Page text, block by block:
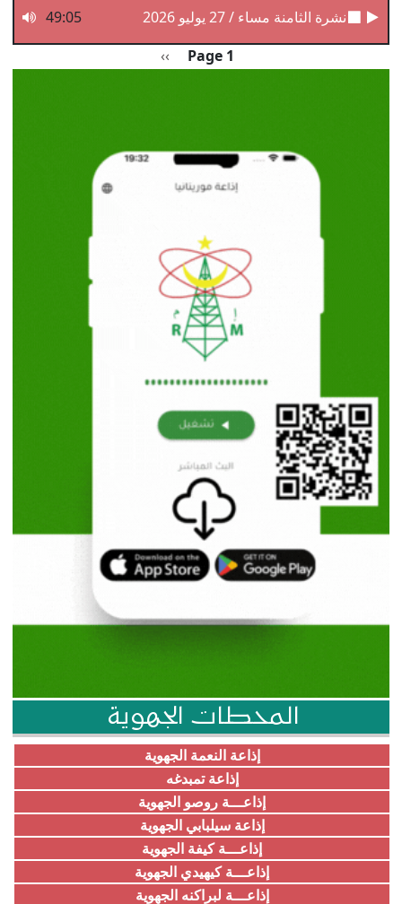
نشرة الثامنة مساء / 27 يوليو 2026
49:05
Page 1 الصفحة التالية
››
المحطات الجهوية
إذاعة النعمة الجهوية
إذاعة تمبدغه
إذاعـــة روصو الجهوية
إذاعة سيلبابي الجهوية
إذاعـــة كيفة الجهوية
إذاعـــة كيهيدي الجهوية
إذاعـــة لبراكنه الجهوية